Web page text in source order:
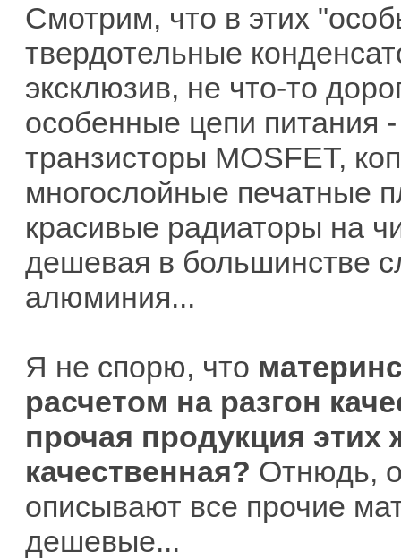
Смотрим, что в этих
твердотельные
эксклюзив, не что-то
особенные цепи питания
транзисторы MOSFET,
многослойные печатные
красивые радиаторы на
дешевая в большинстве
алюминия...
Я не спорю, что
расчетом на разгон
прочая продукция
качественная? Отнюдь,
описывают все прочие
дешевые...